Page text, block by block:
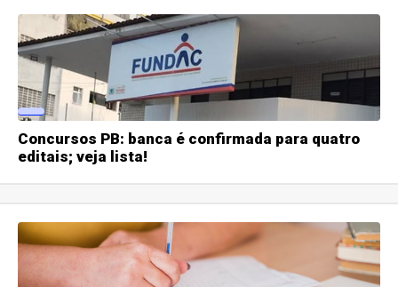
Concursos PB: banca é confirmada para quatro
editais; veja lista!